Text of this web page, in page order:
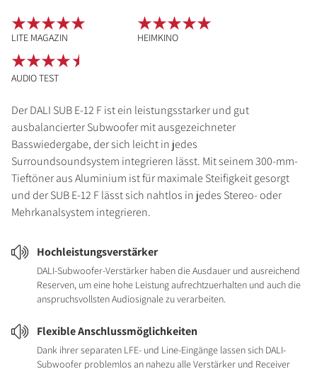
Der DALI SUB E-12 F ist ein leistungsstarker und gut
ausbalancierter Subwoofer mit ausgezeichneter
Basswiedergabe, der sich leicht in jedes
Surroundsoundsystem integrieren lässt. Mit seinem 300-mm-
Tieftöner aus Aluminium ist für maximale Steifigkeit gesorgt
und der SUB E-12 F lässt sich nahtlos in jedes Stereo- oder
Mehrkanalsystem integrieren.
Hochleistungsverstärker
DALI-Subwoofer-Verstärker haben die Ausdauer und ausreichend
Reserven, um eine hohe Leistung aufrechtzuerhalten und auch die
anspruchsvollsten Audiosignale zu verarbeiten.
Flexible Anschlussmöglichkeiten
Dank ihrer separaten LFE- und Line-Eingänge lassen sich DALI-
Subwoofer problemlos an nahezu alle Verstärker und Receiver
LITE MAGAZIN HEIMKINO
AUDIO TEST